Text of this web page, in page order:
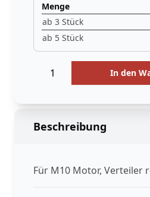
Menge
ab 3 Stück
ab 5 Stück
In den
Beschreibung
Für M10 Motor, Verteiler